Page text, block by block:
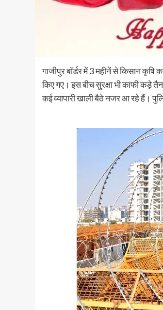
गाजीपुर बॉर्डर में 3 महीनें से किसान कृषि
किए गए। इस बीच सुरक्षा भी काफी कड़े
कई व्यापारी खाली बैठे नजर आ रहे हैं।